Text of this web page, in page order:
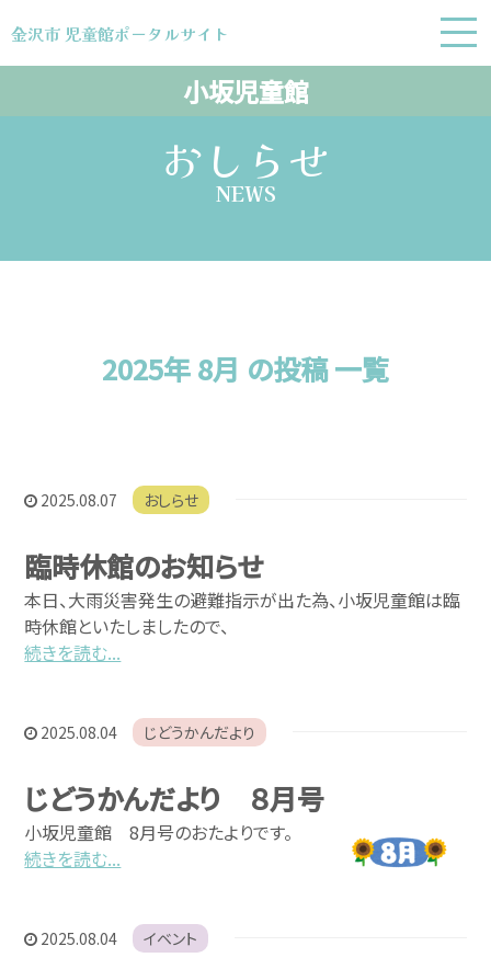
金沢市 児童館ポータルサイト
金沢市 児童館ポータルサイト
おしらせ
NEWS
2025年 8月 の投稿 一覧
2025.08.07 おしらせ
臨時休館のお知らせ
本日、大雨災害発生の避難指示が出た為、小坂児童館は臨
時休館といたしましたので、
続きを読む...
2025.08.04 じどうかんだより
じどうかんだより ８月号
小坂児童館 8月号のおたよりです。
続きを読む...
2025.08.04 イベント
小坂児童館